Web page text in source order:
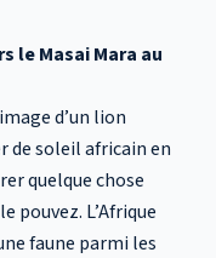
le Masai Mara au
d’un lion
de soleil africain en
quelque chose
pouvez. L’Afrique
faune parmi les